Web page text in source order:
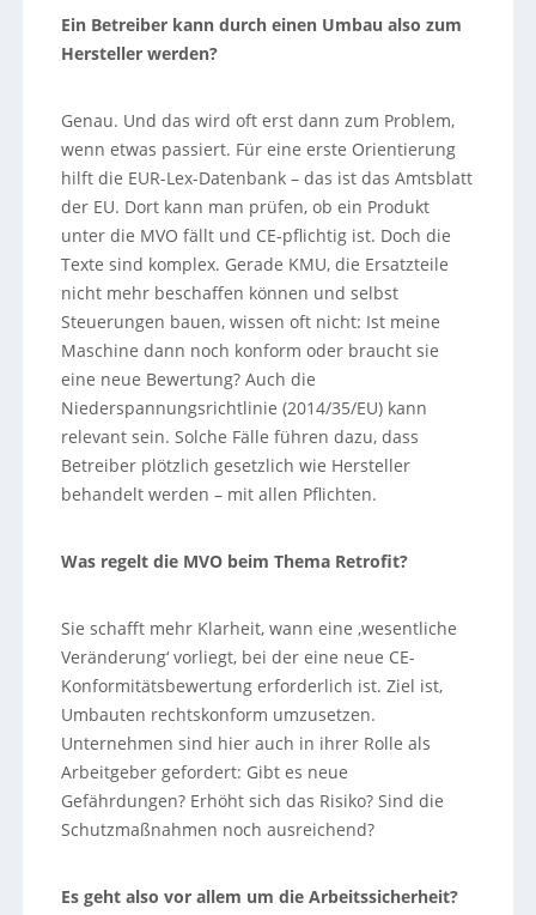
Ein Betreiber kann durch einen Umbau also zum
Hersteller werden?
Genau. Und das wird oft erst dann zum Problem,
wenn etwas passiert. Für eine erste Orientierung
hilft die EUR-Lex-Datenbank – das ist das Amtsblatt
der EU. Dort kann man prüfen, ob ein Produkt
unter die MVO fällt und CE-pflichtig ist. Doch die
Texte sind komplex. Gerade KMU, die Ersatzteile
nicht mehr beschaffen können und selbst
Steuerungen bauen, wissen oft nicht: Ist meine
Maschine dann noch konform oder braucht sie
eine neue Bewertung? Auch die
Niederspannungsrichtlinie (2014/35/EU) kann
relevant sein. Solche Fälle führen dazu, dass
Betreiber plötzlich gesetzlich wie Hersteller
behandelt werden – mit allen Pflichten.
Was regelt die MVO beim Thema Retrofit?
Sie schafft mehr Klarheit, wann eine ‚wesentliche
Veränderung‘ vorliegt, bei der eine neue CE-
Konformitätsbewertung erforderlich ist. Ziel ist,
Umbauten rechtskonform umzusetzen.
Unternehmen sind hier auch in ihrer Rolle als
Arbeitgeber gefordert: Gibt es neue
Gefährdungen? Erhöht sich das Risiko? Sind die
Schutzmaßnahmen noch ausreichend?
Es geht also vor allem um die Arbeitssicherheit?